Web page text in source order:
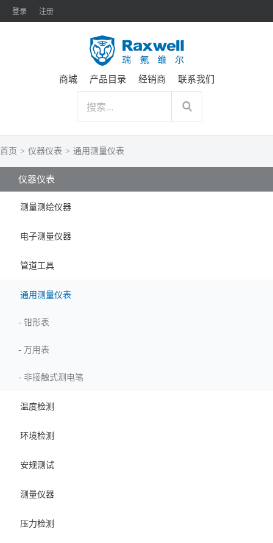
登录 注册
商城 产品目录 经销商 联系我们
首页 > 仪器仪表 > 通用测量仪表
仪器仪表
测量测绘仪器
电子测量仪器
管道工具
通用测量仪表
- 钳形表
- 万用表
- 非接触式测电笔
温度检测
环境检测
安规测试
测量仪器
压力检测